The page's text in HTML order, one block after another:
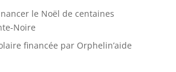
le Noël de centaines
Noire
financée par Orphelin’aide